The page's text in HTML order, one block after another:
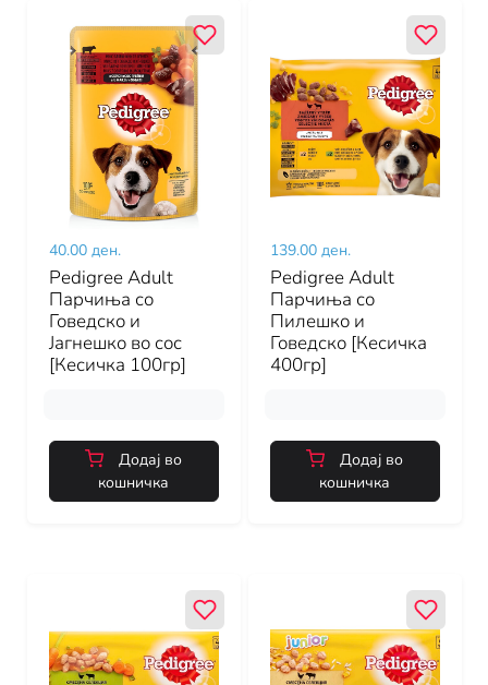
40.00 ден.
Pedigree Adult
Парчиња со
Говедско и
Јагнешко во сос
[Кесичка 100гр]
Додај во
кошничка
139.00 ден.
Pedigree Adult
Парчиња со
Пилешко и
Говедско [Кесичка
400гр]
Додај во
кошничка